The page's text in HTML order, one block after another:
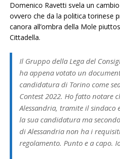
Domenico Ravetti svela un
ovvero che da la politica torinese
canora all’ombra della Mole
Cittadella.
Il Gruppo della Lega del
ha appena votato un
candidatura di Torino come
Contest 2022. Ho fatto notare
Alessandria, tramite il sindaco
la sua candidatura ma
di Alessandria non ha i
regolamento. Punto e a capo.